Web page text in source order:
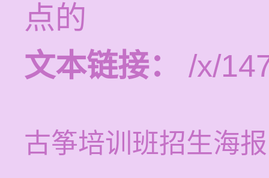
点的
文本链接：
/x/
古筝培训班招生海报